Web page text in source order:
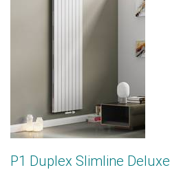
P1 Duplex Slimline Deluxe